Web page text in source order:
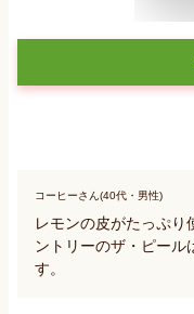
コーヒーさん(40代・男性)
レモンの皮がたっぷり
ントリーのザ・ピー
す。